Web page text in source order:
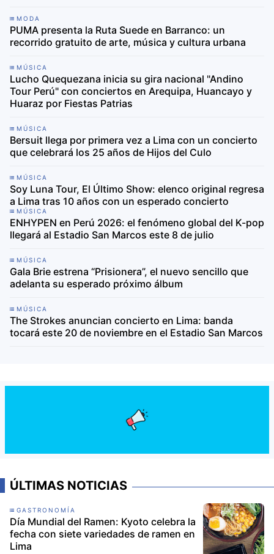
MODA
PUMA presenta la Ruta Suede en Barranco: un
recorrido gratuito de arte, música y cultura urbana
MÚSICA
Lucho Quequezana inicia su gira nacional "Andino
Tour Perú" con conciertos en Arequipa, Huancayo y
Huaraz por Fiestas Patrias
MÚSICA
Bersuit llega por primera vez a Lima con un concierto
que celebrará los 25 años de Hijos del Culo
MÚSICA
Soy Luna Tour, El Último Show: elenco original regresa
a Lima tras 10 años con un esperado concierto
MÚSICA
ENHYPEN en Perú 2026: el fenómeno global del K-pop
llegará al Estadio San Marcos este 8 de julio
MÚSICA
Gala Brie estrena “Prisionera”, el nuevo sencillo que
adelanta su esperado próximo álbum
MÚSICA
The Strokes anuncian concierto en Lima: banda
tocará este 20 de noviembre en el Estadio San Marcos
ÚLTIMAS NOTICIAS
GASTRONOMÍA
Día Mundial del Ramen: Kyoto celebra la
fecha con siete variedades de ramen en
Lima